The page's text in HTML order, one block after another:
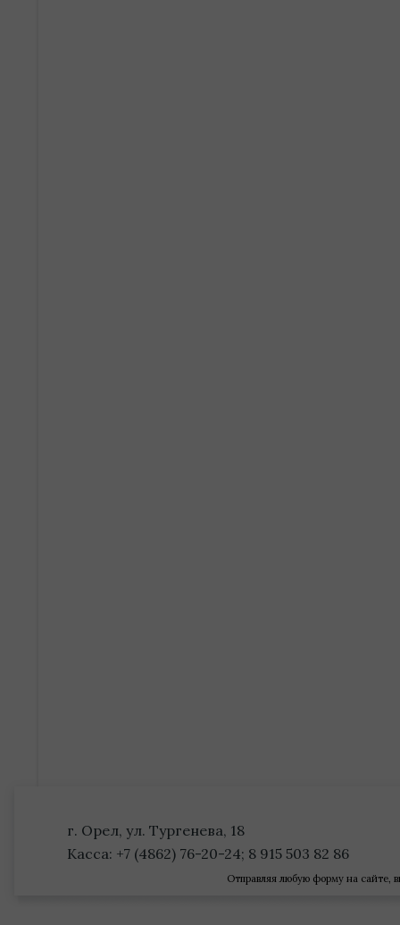
г. Орел, ул. Тургенева, 18
Касса: +7 (4862) 76-20-24; 8 915 503 82 86
Отправляя любую форму на сайте,